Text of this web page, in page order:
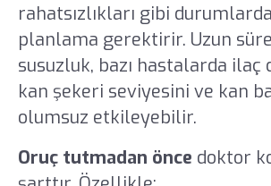
rahatsızlıkları gibi
planlama gerektirir. Uzun
susuzluk, bazı hastalarda ilaç
kan şekeri seviyesini ve kan
olumsuz etkileyebilir.
Oruç tutmadan önce doktor